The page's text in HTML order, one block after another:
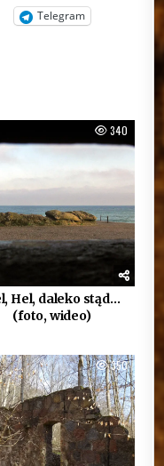
Telegram
340
Hel, daleko stąd…
(foto, wideo)
350